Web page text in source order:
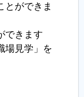
とができま
できます
場見学」を